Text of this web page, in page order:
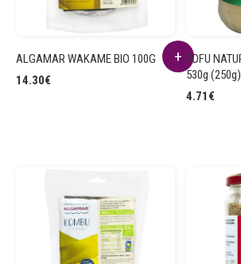
ALGAMAR WAKAME BIO 100G
14.30€
TOFU
530g (250g)
4.71 €